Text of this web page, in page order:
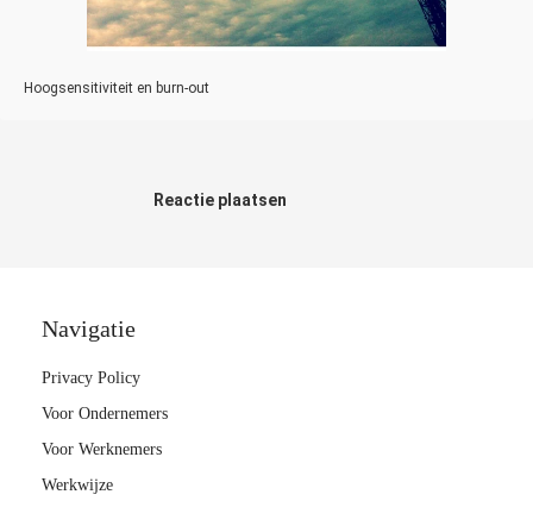
Hoogsensitiviteit en burn-out
Reactie plaatsen
Navigatie
Privacy Policy
Voor Ondernemers
Voor Werknemers
Werkwijze